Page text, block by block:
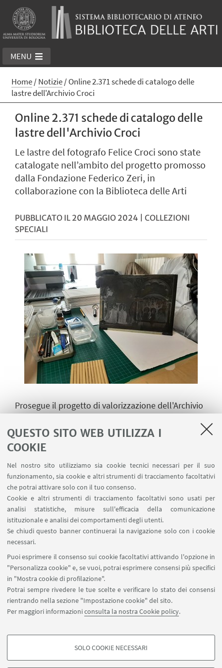
QUESTO SITO WEB UTILIZZA I
COOKIE
Nel nostro sito utilizziamo sia cookie tecnici necessari per il suo
funzionamento, sia cookie e altri strumenti di tracciamento facoltativi
che potrai attivare solo con il tuo consenso.
Cookie e altri strumenti di tracciamento facoltativi sono usati per
analisi statistiche, misure sull'efficacia della comunicazione
istituzionale e analisi dei comportamenti degli utenti.
Se chiudi questo banner continuerai la navigazione solo con i cookie
necessari.
Puoi esprimere il consenso sui cookie facoltativi attivando l'opzione in
"Personalizza cookie" e, se vuoi, potrai esprimere consensi più specifici
in "Mostra cookie di profilazione".
Potrai sempre rivedere le tue scelte e verificare lo stato dei consensi
rientrando nella sezione "Impostazione cookie" del sito.
Per maggiori informazioniconsulta la nostra Cookie policy.
COOKIE DI PROFILAZIONE - FACOLTATIVI
SOLO COOKIE NECESSARI
MENU
Home/Notizie/Online 2.371 schede di catalogo delle
lastre dell'Archivio Croci
Online 2.371 schede di catalogo delle
lastre dell'Archivio Croci
Le lastre del fotografo Felice Croci sono state
catalogate nell’ambito del progetto promosso
dalla Fondazione Federico Zeri, in
collaborazione con la Biblioteca delle Arti
PUBBLICATO IL 20 MAGGIO 2024 | COLLEZIONI
SPECIALI
Prosegue il progetto di valorizzazione dell'Archivio
collaborazione con la Biblioteca delle Arti.
Terminato l'intervento di messa in sicurezza e
digitalizzazione delle lastre fotografiche in vetro,
prosegue l'attività di catalogazione delle 4.196
lastre prodotte dal fotografo Felice Croci (1880-
1934), attivo a Bologna nei primi decenni del
Novecento, conl'obiettivo di rendere fruibili online
tutti i materiali fotografici dell'archivio.
SBA - Servizio Bibliotecario di Ateneo
Dipartimento delle Arti